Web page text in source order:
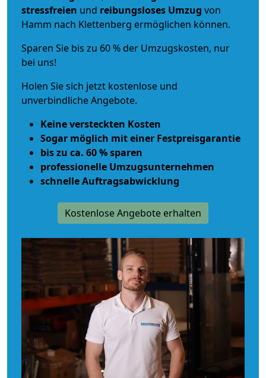
stressfreien und reibungsloses Umzug von
Hamm nach Klettenberg ermöglichen können.
Sparen Sie bis zu 60 % der Umzugskosten, nur
bei uns!
Holen Sie sich jetzt kostenlose und
unverbindliche Angebote.
Keine versteckten Kosten
Sogar möglich mit einer Festpreisgarantie
bis zu ca. 60 % sparen
professionelle Umzugsunternehmen
schnelle Auftragsabwicklung
Kostenlose Angebote erhalten